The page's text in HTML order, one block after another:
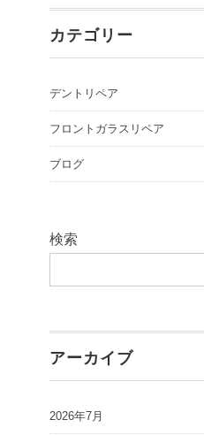
カテゴリー
デントリペア
フロントガラスリペア
ブログ
検索
アーカイブ
2026年7月